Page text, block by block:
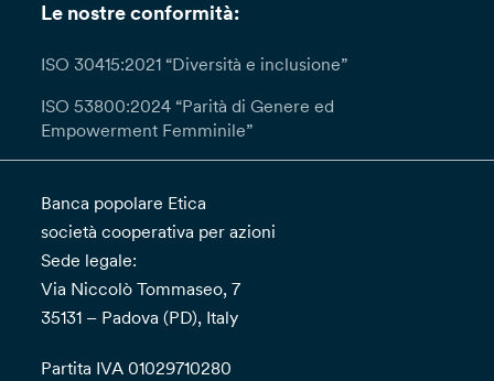
Le nostre conformità:
ISO 30415:2021 “Diversità e inclusione”
ISO 53800:2024 “Parità di Genere ed
Empowerment Femminile”
Banca popolare Etica
società cooperativa per azioni
Sede legale:
Via Niccolò Tommaseo, 7
35131 – Padova (PD), Italy
Partita IVA 01029710280